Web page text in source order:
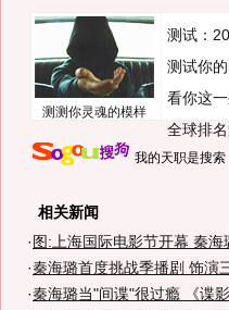
测测你灵魂的模样
测试：
测试你
看你这
全球排
我的天职是搜索
相关新闻
· 图:上海国际电影节开幕 秦海
·秦海璐首度挑战季播剧 饰演
·秦海璐当"间谍"很过瘾 《谍